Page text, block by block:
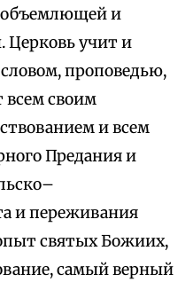
и
Церковь учит и
проповедью,
всем своим
и всем
Предания и
и переживания
святых Божиих,
самый верный